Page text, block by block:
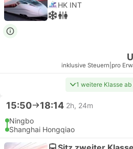
HK INT
inklusive Steuern pro
1 weitere Klasse ab
15:50 18:14 2h, 24m
Ningbo
Shanghai Hongqiao